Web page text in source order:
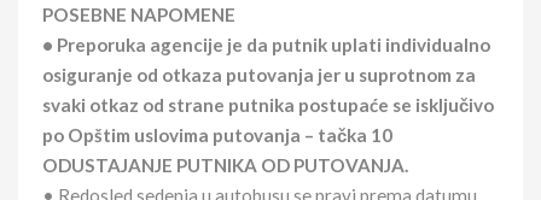
POSEBNE NAPOMENE
• Preporuka agencije je da putnik uplati individualno
osiguranje od otkaza putovanja jer u suprotnom za
svaki otkaz od strane putnika postupaće se isključivo
po Opštim uslovima putovanja – tačka 10
ODUSTAJANJE PUTNIKA OD PUTOVANJA.
• Redosled sedenja u autobusu se pravi prema datumu